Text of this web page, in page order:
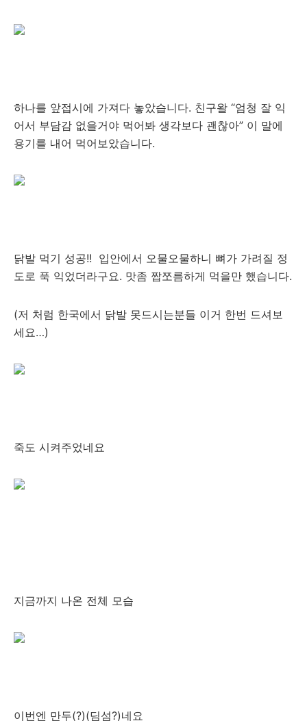
하나를 앞접시에 가져다 놓았습니다. 친구왈 “엄청 잘 익
어서 부담감 없을거야 먹어봐 생각보다 괜찮아” 이 말에
용기를 내어 먹어보았습니다.
닭발 먹기 성공!! 입안에서 오물오물하니 뼈가 가려질 정
도로 푹 익었더라구요. 맛좀 짭쪼름하게 먹을만 했습니다.
(저 처럼 한국에서 닭발 못드시는분들 이거 한번 드셔보
세요…)
죽도 시켜주었네요
지금까지 나온 전체 모습
이번엔 만두(?)(딤섬?)네요